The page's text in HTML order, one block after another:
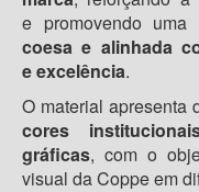
e promovendo uma
coesa e alinhada
e excelência.
O material apresenta
cores
gráficas, com o
visual da Coppe em